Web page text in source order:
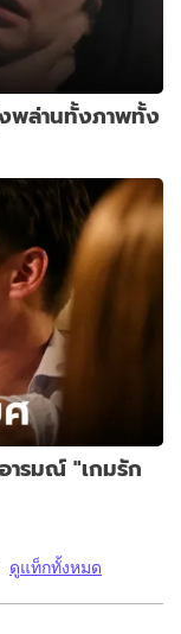
ล่านทั้งภาพทั้ง
ารมณ์ "เกมรัก
ดูแท็กทั้งหมด